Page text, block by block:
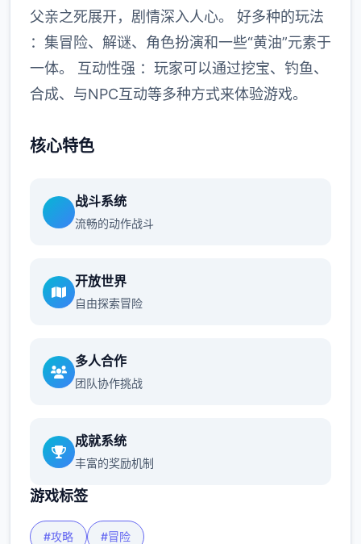
父亲之死展开，剧情深入人心。 好多种的玩法
：集冒险、解谜、角色扮演和一些“黄油”元素于
一体。 互动性强 ：玩家可以通过挖宝、钓鱼、
合成、与NPC互动等多种方式来体验游戏。
核心特色
战斗系统
流畅的动作战斗
开放世界
自由探索冒险
多人合作
团队协作挑战
成就系统
丰富的奖励机制
游戏标签
#攻略 #冒险